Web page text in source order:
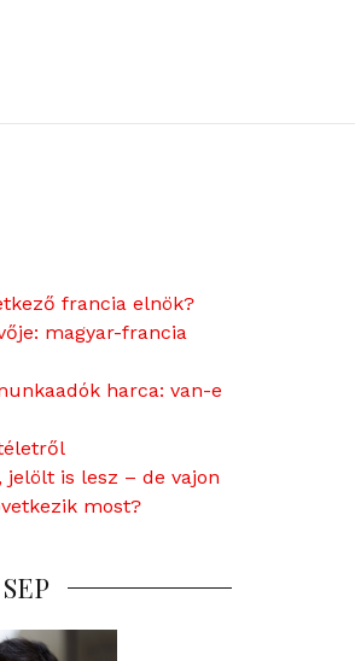
francia elnök?
magyar-francia
harca: van-e
jelölt is lesz – de vajon
most?
SEP